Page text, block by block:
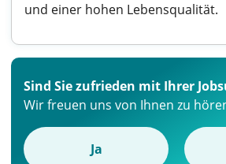
und einer hohen Lebensqualität.
Sind Sie zufrieden mit Ihrer
Wir freuen uns von Ihnen zu
Ja